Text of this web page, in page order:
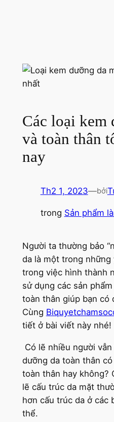
dung
Các loại kem
và toàn thân
nay
Th2 1, 2023—bởi
trong Sản phẩm
Người ta thường bảo
da là một trong
trong việc hình thành
sử dụng các sản
toàn thân giúp bạn có
Cùng
tiết ở bài viết này nhé!
Có lẽ nhiều người
dưỡng da toàn thân
toàn thân hay không?
lẽ cấu trúc da mặt
hơn cấu trúc da ở các
thể.